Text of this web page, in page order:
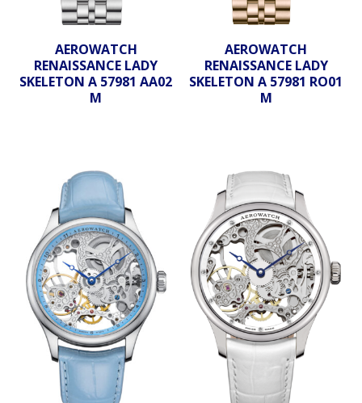
AEROWATCH
RENAISSANCE LADY
SKELETON A 57981 AA02
M
AEROWATCH
RENAISSANCE LADY
SKELETON A 57981 RO01
M